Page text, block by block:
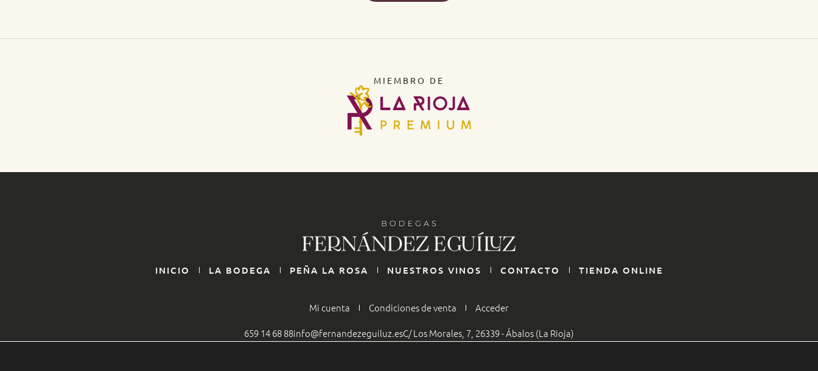
MIEMBRO DE
INICIO LA BODEGA PEÑA LA ROSA NUESTROS VINOS CONTACTO TIENDA ONLINE
Mi cuenta Condiciones de venta
Acceder
659 14 68 88info@fernandezeguiluz.esC/ Los Morales, 7, 26339 - Ábalos (La Rioja)